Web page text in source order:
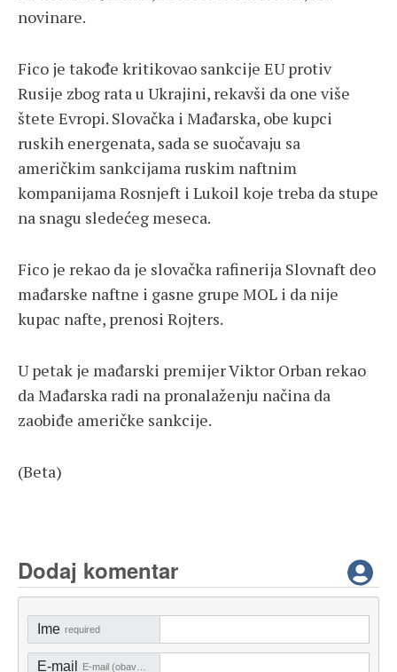
novinare.
Fico je takođe kritikovao sankcije EU protiv
Rusije zbog rata u Ukrajini, rekavši da one više
štete Evropi. Slovačka i Mađarska, obe kupci
ruskih energenata, sada se suočavaju sa
američkim sankcijama ruskim naftnim
kompanijama Rosnjeft i Lukoil koje treba da stupe
na snagu sledećeg meseca.
Fico je rekao da je slovačka rafinerija Slovnaft deo
mađarske naftne i gasne grupe MOL i da nije
kupac nafte, prenosi Rojters.
U petak je mađarski premijer Viktor Orban rekao
da Mađarska radi na pronalaženju načina da
zaobiđe američke sankcije.
(Beta)
Dodaj komentar
Ime required
E-mail